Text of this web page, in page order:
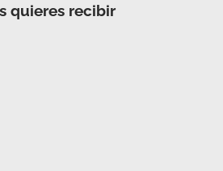
quieres recibir